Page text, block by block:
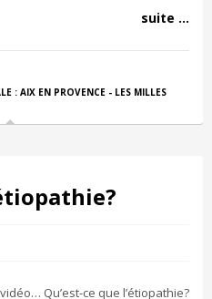
suite ...
: AIX EN PROVENCE - LES MILLES
Qu’est-ce que l’étiopathie?